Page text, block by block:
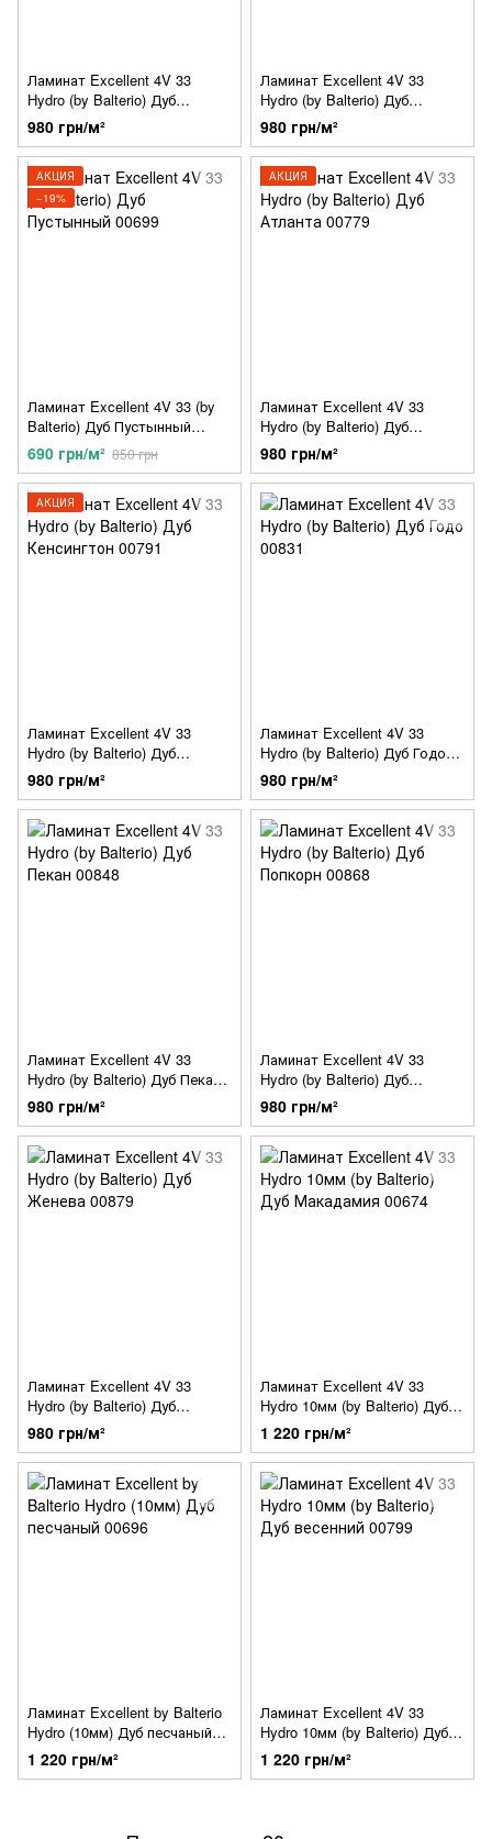
Ламинат Excellent 4V 33
Hydro (by Balterio) Дуб
Пшеничный 00700
980 грн/м²
Ламинат Excellent 4V 33
Hydro (by Balterio) Дуб
Темный Серый Дымчатый
00618
980 грн/м²
АКЦИЯ
−19%
Ламинат Excellent 4V 33 (by
Balterio) Дуб Пустынный
00699
690 грн/м² 850 грн
АКЦИЯ
Ламинат Excellent 4V 33
Hydro (by Balterio) Дуб
Атланта 00779
980 грн/м²
АКЦИЯ
Ламинат Excellent 4V 33
Hydro (by Balterio) Дуб
Кенсингтон 00791
980 грн/м²
Ламинат Excellent 4V 33
Hydro (by Balterio) Дуб Годо
00831
980 грн/м²
Ламинат Excellent 4V 33
Hydro (by Balterio) Дуб Пекан
00848
980 грн/м²
Ламинат Excellent 4V 33
Hydro (by Balterio) Дуб
Попкорн 00868
980 грн/м²
Ламинат Excellent 4V 33
Hydro (by Balterio) Дуб
Женева 00879
980 грн/м²
Ламинат Excellent 4V 33
Hydro 10мм (by Balterio) Дуб
Макадамия 00674
1 220 грн/м²
Ламинат Excellent by Balterio
Hydro (10мм) Дуб песчаный
00696
1 220 грн/м²
Ламинат Excellent 4V 33
Hydro 10мм (by Balterio) Дуб
весенний 00799
1 220 грн/м²